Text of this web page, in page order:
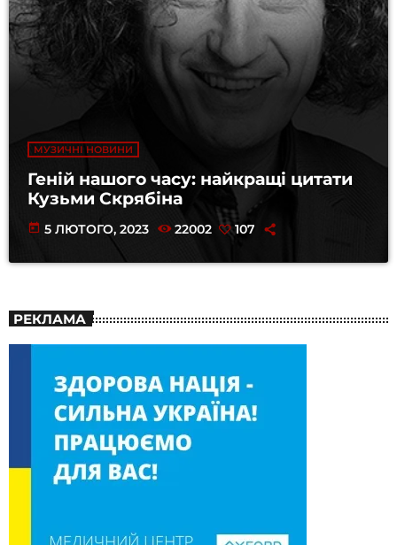
МУЗИЧНІ НОВИНИ
Геній нашого часу: найкращі цитати
Кузьми Скрябіна
today 5 ЛЮТОГО, 2023 22002 107
РЕКЛАМА